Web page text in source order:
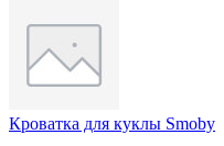
Кроватка для куклы Smoby